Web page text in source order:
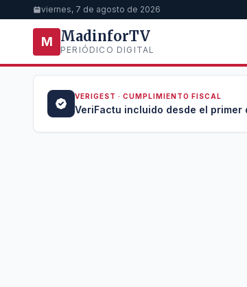
viernes, 7 de agosto de 2026
M MadinforTV
PERIÓDICO DIGITAL
VERIGEST · CUMPLIMIENTO FISCAL
VeriFactu incluido desde el